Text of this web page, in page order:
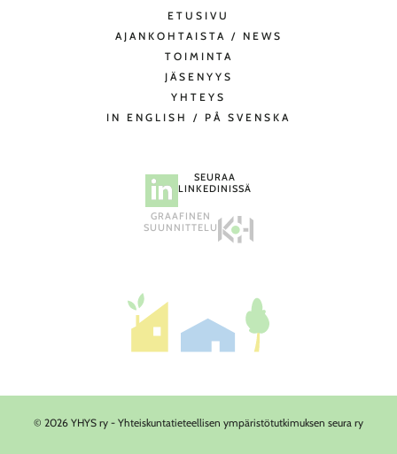
ETUSIVU
AJANKOHTAISTA / NEWS
TOIMINTA
JÄSENYYS
YHTEYS
IN ENGLISH / PÅ SVENSKA
SEURAA
LINKEDINISSÄ
GRAAFINEN
SUUNNITTELU
© 2026 YHYS ry - Yhteiskuntatieteellisen ympäristötutkimuksen seura ry